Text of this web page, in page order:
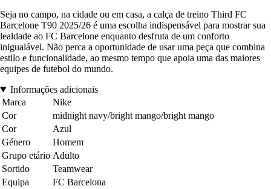
Seja no campo, na cidade ou em casa, a calça de treino Third FC
Barcelone T90 2025/26 é uma escolha indispensável para mostrar sua
lealdade ao FC Barcelone enquanto desfruta de um conforto
inigualável. Não perca a oportunidade de usar uma peça que combina
estilo e funcionalidade, ao mesmo tempo que apoia uma das maiores
equipes de futebol do mundo.
Informações adicionais
Marca
Nike
Cor
midnight navy/bright mango/bright mango
Cor
Azul
Género
Homem
Grupo etário Adulto
Sortido
Teamwear
Equipa
FC Barcelona